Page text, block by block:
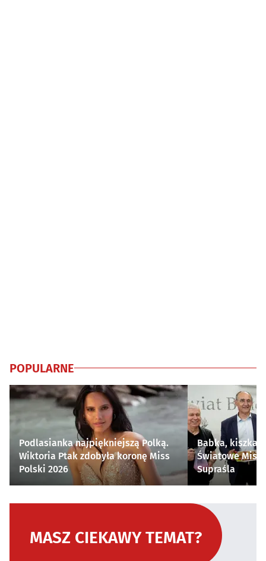
POPULARNE
Podlasianka najpiękniejszą Polką.
Wiktoria Ptak zdobyła koronę Miss
Polski 2026
Babka, kiszka i
Światowe
Supraśla
MASZ CIEKAWY TEMAT?